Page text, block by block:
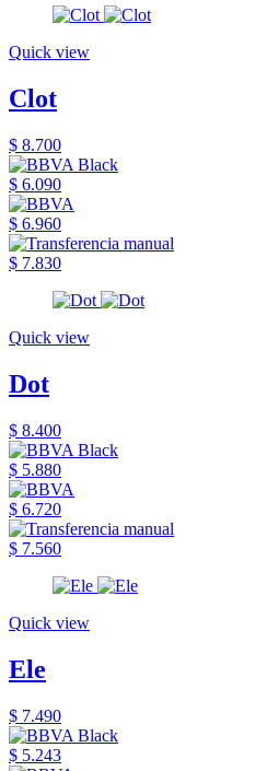
Quick view
Clot
$ 8.700
$ 6.090
$ 6.960
$ 7.830
Quick view
Dot
$ 8.400
$ 5.880
$ 6.720
$ 7.560
Quick view
Ele
$ 7.490
$ 5.243